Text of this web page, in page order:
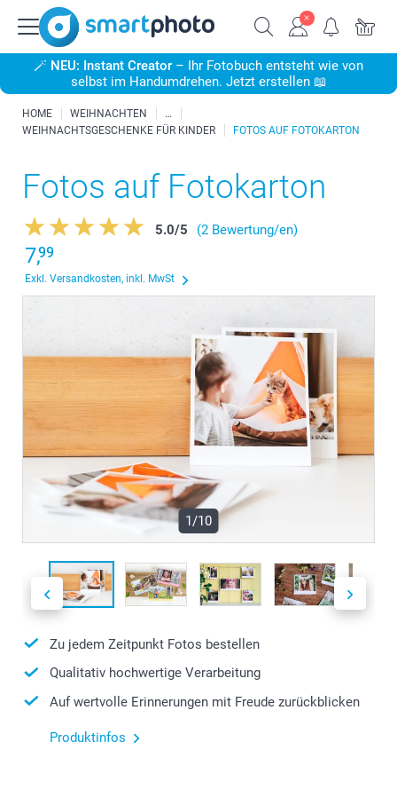
🪄 NEU: Instant Creator – Ihr Fotobuch entsteht wie von
selbst im Handumdrehen. Jetzt erstellen 📖
HOME
WEIHNACHTEN
WEIHNACHTSGESCHENKE FÜR KINDER
FOTOS AUF FOTOKARTON
Fotos auf Fotokarton
5.0/5 (2 Bewertung/en)
7,99
Exkl. Versandkosten, inkl. MwSt
1/10
Zu jedem Zeitpunkt Fotos bestellen
Qualitativ hochwertige Verarbeitung
Auf wertvolle Erinnerungen mit Freude zurückblicken
Produktinfos